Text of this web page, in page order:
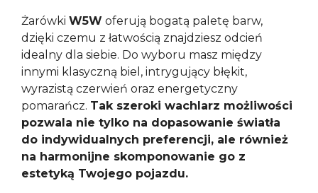
Żarówki W5W oferują bogatą paletę barw,
dzięki czemu z łatwością znajdziesz odcień
idealny dla siebie. Do wyboru masz między
innymi klasyczną biel, intrygujący błękit,
wyrazistą czerwień oraz energetyczny
pomarańcz. Tak szeroki wachlarz możliwości
pozwala nie tylko na dopasowanie światła
do indywidualnych preferencji, ale również
na harmonijne skomponowanie go z
estetyką Twojego pojazdu.